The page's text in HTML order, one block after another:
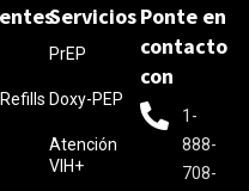
Servicios
PrEP
Doxy-PEP
Atención
VIH+
Ponte en
contacto
con
1-
888-
708-